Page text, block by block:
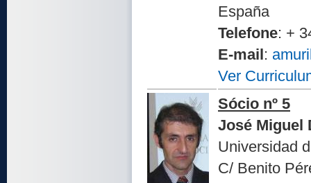
España
Telefone: +
E-mail:
Ver
Sócio nº 5
José Miguel
Universidad
C/ Benito